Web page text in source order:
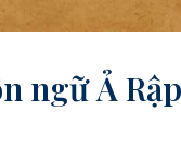
ngữ Ả